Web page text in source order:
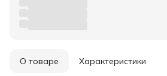
О товаре Характеристики